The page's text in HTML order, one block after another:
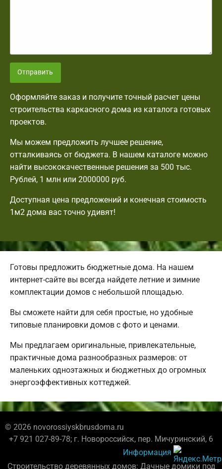
Отправить
Оформляйте заказ и получите точный расчет цены
строительства каркасного дома из каталога готовых
проектов.
Мы можем предложить лучшее решение,
отталкиваясь от бюджета. В нашем каталоге можно
найти высококачественные решения за 500 тыс.
Рублей, 1 млн или 2000000 руб.
Доступная цена предложений и конечная стоимость
1м2 дома вас точно удивят!
Готовы предложить бюджетные дома. На нашем
интернет-сайте вы всегда найдете летние и зимние
комплектации домов с небольшой площадью.
Вы сможете найти для себя простые, но удобные
типовые планировки домов с фото и ценами.
Мы предлагаем оригинальные, привлекательные,
практичные дома разнообразных размеров: от
маленьких одноэтажных и бюджетных до огромных
энергоэффективных коттеджей.
© 2026 novorossiyskbrusdoma.ru
+7 921 027-89-78; г. Новороссийск, пер. Мичуринский, 6
Информация
Строительство деревянных домов: Дачные домики под